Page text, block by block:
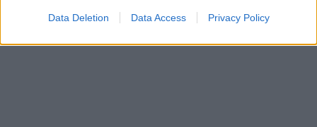
Data Deletion Data Access Privacy Policy